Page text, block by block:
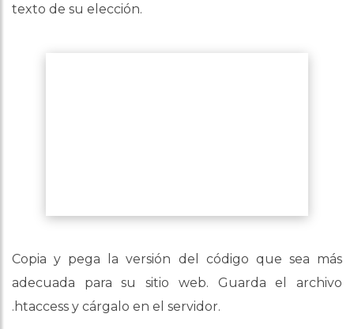
texto de su elección.
Copia y pega la versión del código que sea más
adecuada para su sitio web. Guarda el archivo
.htaccess y cárgalo en el servidor.